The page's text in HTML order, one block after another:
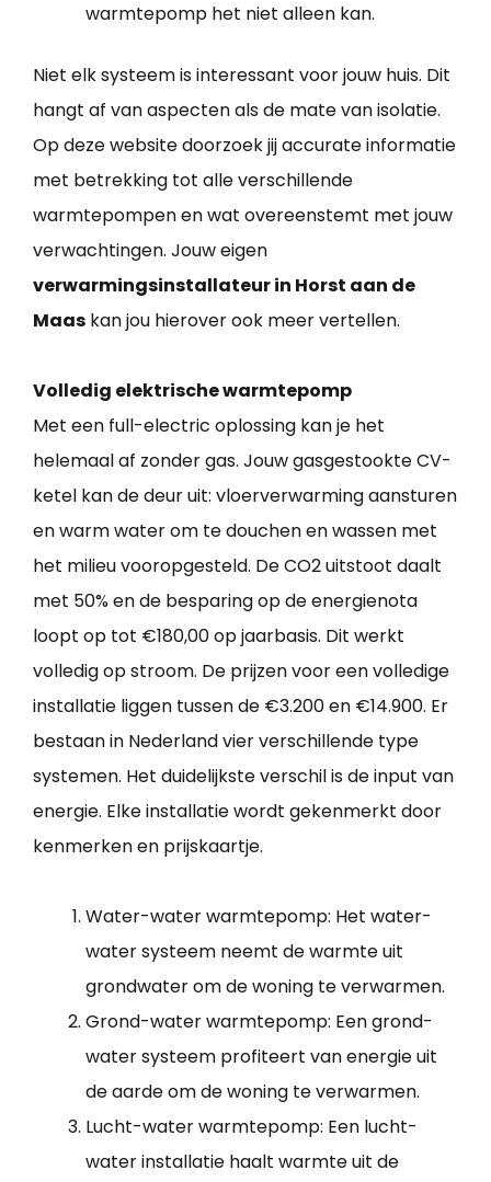
warmtepomp het niet alleen kan.
Niet elk systeem is interessant voor jouw huis. Dit
hangt af van aspecten als de mate van isolatie.
Op deze website doorzoek jij accurate informatie
met betrekking tot alle verschillende
warmtepompen en wat overeenstemt met jouw
verwachtingen. Jouw eigen
verwarmingsinstallateur in Horst aan de
Maas kan jou hierover ook meer vertellen.
Volledig elektrische warmtepomp
Met een full-electric oplossing kan je het
helemaal af zonder gas. Jouw gasgestookte CV-
ketel kan de deur uit: vloerverwarming aansturen
en warm water om te douchen en wassen met
het milieu vooropgesteld. De CO2 uitstoot daalt
met 50% en de besparing op de energienota
loopt op tot €180,00 op jaarbasis. Dit werkt
volledig op stroom. De prijzen voor een volledige
installatie liggen tussen de €3.200 en €14.900. Er
bestaan in Nederland vier verschillende type
systemen. Het duidelijkste verschil is de input van
energie. Elke installatie wordt gekenmerkt door
kenmerken en prijskaartje.
Water-water warmtepomp: Het water-
water systeem neemt de warmte uit
grondwater om de woning te verwarmen.
Grond-water warmtepomp: Een grond-
water systeem profiteert van energie uit
de aarde om de woning te verwarmen.
Lucht-water warmtepomp: Een lucht-
water installatie haalt warmte uit de